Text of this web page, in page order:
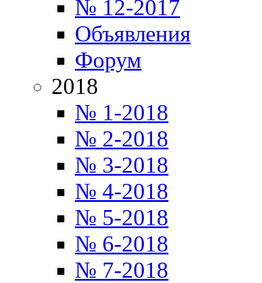
№ 12-2017
Объявления
Форум
2018
№ 1-2018
№ 2-2018
№ 3-2018
№ 4-2018
№ 5-2018
№ 6-2018
№ 7-2018